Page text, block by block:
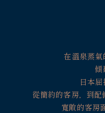
在溫泉蒸氣
傾
日本
從簡約的客房，到
寬敞的客房